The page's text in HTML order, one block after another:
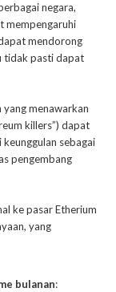
negara,
mempengaruhi
mendorong
tidak pasti dapat
menawarkan
killers”) dapat
sebagai
pengembang
ke pasar Etherium
yang
bulanan: